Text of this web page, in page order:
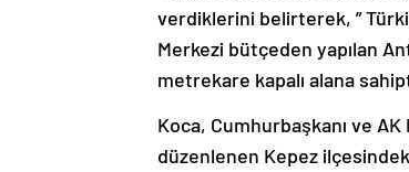
verdiklerini belirterek, ”
Merkezi bütçeden yapılan
metrekare kapalı alana
Koca, Cumhurbaşkanı ve AK
düzenlenen Kepez